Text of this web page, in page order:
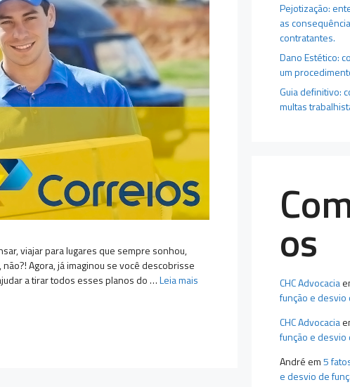
viajar para lugares que sempre sonhou,
Agora, já imaginou se você descobrisse
a tirar todos esses planos do …Leia mais
Pejotização:
as
contratantes.
Dano Estético:
um
Guia definitivo:
multas
os
CHC Advocacia
função e desvio
CHC Advocacia
função e desvio
André em5
e desvio de